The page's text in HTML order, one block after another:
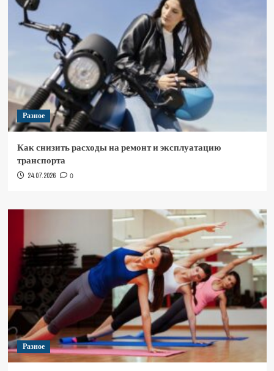
Разное
Как снизить расходы на ремонт и эксплуатацию
транспорта
24.07.2026 0
Разное